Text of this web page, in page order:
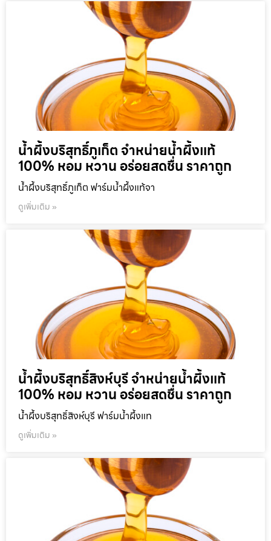
น้ำผึ้งบริสุทธิ์ภูเก็ต จำหน่ายน้ำผึ้งแท้
100% หอม หวาน อร่อยสดชื่น ราคาถูก
น้ำผึ้งบริสุทธิ์ภูเก็ต ฟาร์มน้ำผึ้งแท้จา
ดูเพิ่มเติม »
น้ำผึ้งบริสุทธิ์สิงห์บุรี จำหน่ายน้ำผึ้งแท้
100% หอม หวาน อร่อยสดชื่น ราคาถูก
น้ำผึ้งบริสุทธิ์สิงห์บุรี ฟาร์มน้ำผึ้งแท
ดูเพิ่มเติม »